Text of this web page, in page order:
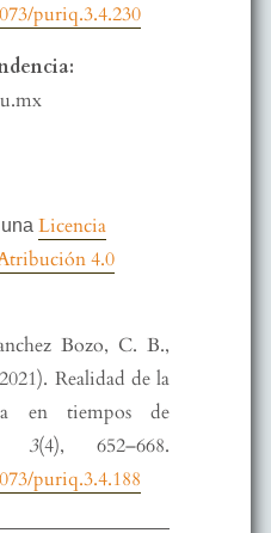
puriq.3.4.230
Licencia
4.0
Bozo, C. B.,
Realidad de la
en tiempos de
3(4), 652–668.
puriq.3.4.188